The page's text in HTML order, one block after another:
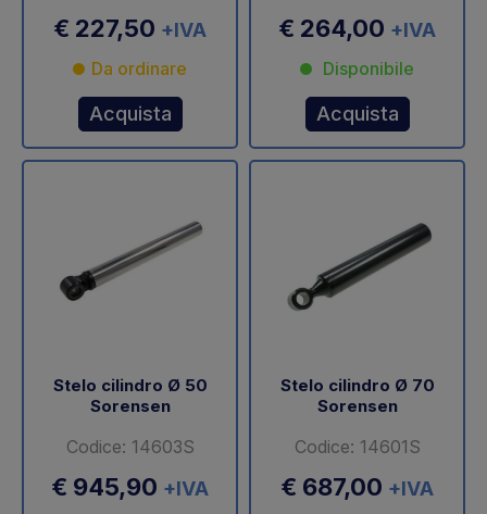
€ 227,50 +IVA
Da ordinare
Acquista
€ 264,00 +IVA
Disponibile
Acquista
Stelo cilindro Ø 50
Sorensen
Codice: 14603S
€ 945,90 +IVA
Stelo cilindro Ø 70
Sorensen
Codice: 14601S
€ 687,00 +IVA